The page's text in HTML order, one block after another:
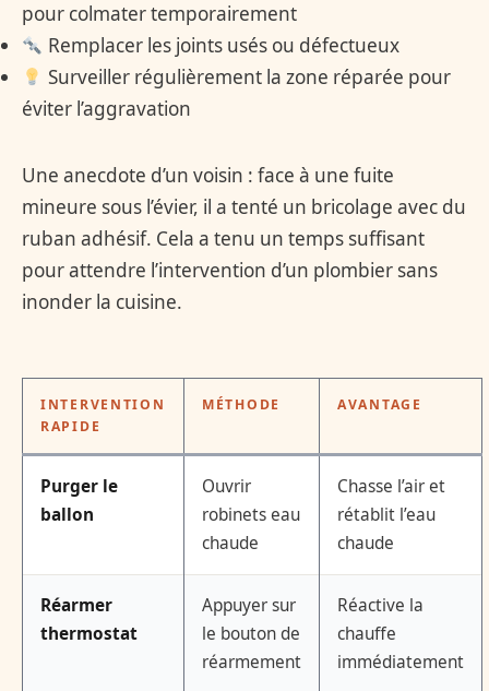
pour colmater temporairement
Remplacer les joints usés ou défectueux
Surveiller régulièrement la zone réparée pour
éviter l’aggravation
Une anecdote d’un voisin : face à une fuite
mineure sous l’évier, il a tenté un bricolage avec du
ruban adhésif. Cela a tenu un temps suffisant
pour attendre l’intervention d’un plombier sans
inonder la cuisine.
INTERVENTION
RAPIDE
MÉTHODE AVANTAGE
Purger le
ballon
Ouvrir
robinets eau
chaude
Chasse l’air et
rétablit l’eau
chaude
Réarmer
thermostat
Appuyer sur
le bouton de
réarmement
Réactive la
chauffe
immédiatement